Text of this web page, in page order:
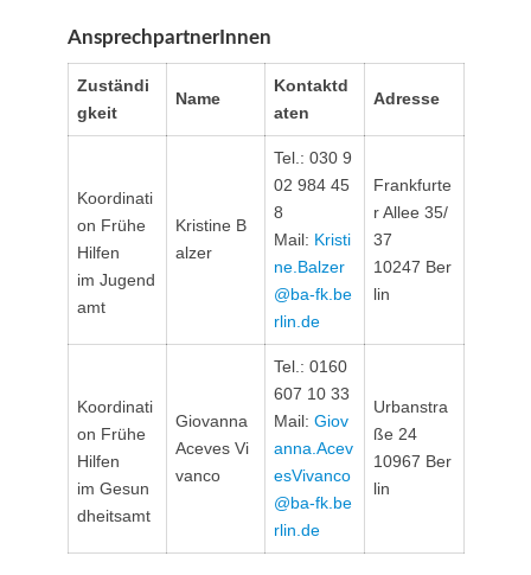
AnsprechpartnerInnen
Zuständi
gkeit
Name
Kontaktd
aten
Adresse
Koordinati
on Frühe
Hilfen
im Jugend
amt
Kristine B
alzer
Tel.: 030 9
02 984 45
8
Mail: Kristi
ne.Balzer
@ba-fk.be
rlin.de
Frankfurte
r Allee 35/
37
10247 Ber
lin
Koordinati
on Frühe
Hilfen
im Gesun
dheitsamt
Giovanna
Aceves Vi
vanco
Tel.: 0160
607 10 33
Mail: Giov
anna.Acev
esVivanco
@ba-fk.be
rlin.de
Urbanstra
ße 24
10967 Ber
lin